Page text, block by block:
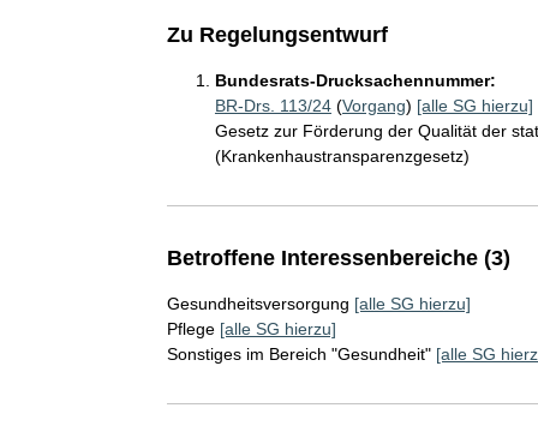
Zu Regelungsentwurf
Bundesrats-Drucksachennummer:
BR-Drs. 113/24(Vorgang) [alle SG hierzu]
Gesetz zur Förderung der Qualität der
(Krankenhaustransparenzgesetz)
Betroffene Interessenbereiche (3)
Gesundheitsversorgung [alle SG hierzu]
Pflege [alle SG hierzu]
Sonstiges im Bereich "Gesundheit" [alle SG